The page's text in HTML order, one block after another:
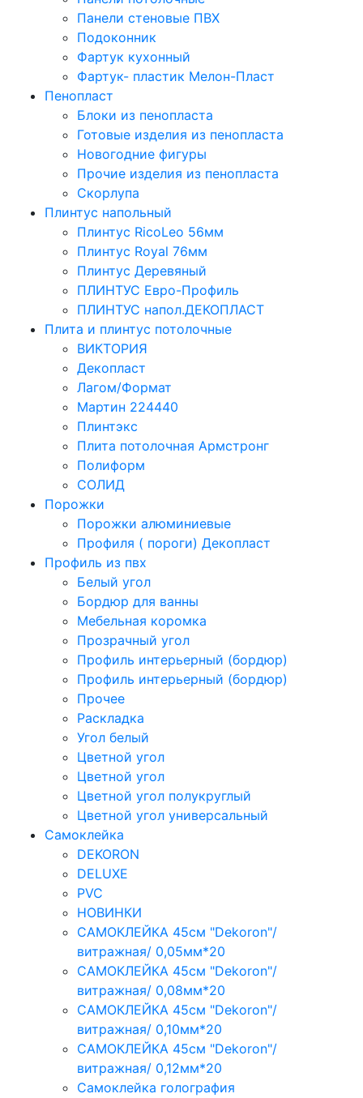
Панели стеновые ПВХ
Подоконник
Фартук кухонный
Фартук- пластик Мелон-Пласт
Пенопласт
Блоки из пенопласта
Готовые изделия из пенопласта
Новогодние фигуры
Прочие изделия из пенопласта
Скорлупа
Плинтус напольный
Плинтус RicoLeo 56мм
Плинтус Royal 76мм
Плинтус Деревяный
ПЛИНТУС Евро-Профиль
ПЛИНТУС напол.ДЕКОПЛАСТ
Плита и плинтус потолочные
ВИКТОРИЯ
Декопласт
Лагом/Формат
Мартин 224440
Плинтэкс
Плита потолочная Армстронг
Полиформ
СОЛИД
Порожки
Порожки алюминиевые
Профиля ( пороги) Декопласт
Профиль из пвх
Белый угол
Бордюр для ванны
Мебельная коромка
Прозрачный угол
Профиль интерьерный (бордюр)
Профиль интерьерный (бордюр)
Прочее
Раскладка
Угол белый
Цветной угол
Цветной угол
Цветной угол полукруглый
Цветной угол универсальный
Самоклейка
DEKORON
DELUXE
PVC
НОВИНКИ
САМОКЛЕЙКА 45см "Dekoron"/
витражная/ 0,05мм*20
САМОКЛЕЙКА 45см "Dekoron"/
витражная/ 0,08мм*20
САМОКЛЕЙКА 45см "Dekoron"/
витражная/ 0,10мм*20
САМОКЛЕЙКА 45см "Dekoron"/
витражная/ 0,12мм*20
Самоклейка голография